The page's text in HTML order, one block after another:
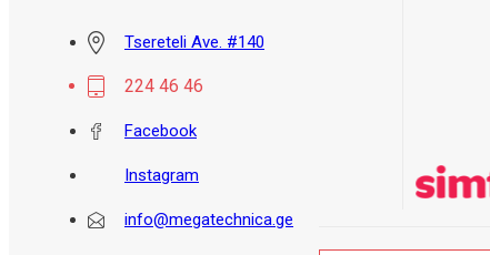
Tsereteli Ave. #140
224 46 46
Facebook
Instagram
info@megatechnica.ge